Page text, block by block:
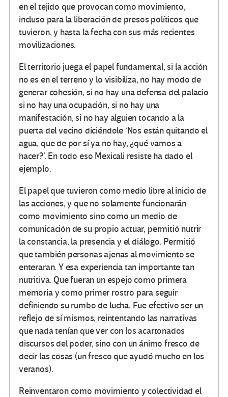
en el tejido que provocan como movimiento,
incluso para la liberación de presos políticos que
tuvieron, y hasta la fecha con sus más recientes
movilizaciones.
El territorio juega el papel fundamental, si la acción
no es en el terreno y lo visibiliza, no hay modo de
generar cohesión, si no hay una defensa del palacio
si no hay una ocupación, si no hay una
manifestación, si no hay alguien tocando a la
puerta del vecino diciéndole ‘Nos están quitando el
agua, que de por sí ya no hay, ¿qué vamos a
hacer?’. En todo eso Mexicali resiste ha dado el
ejemplo.
El papel que tuvieron como medio libre al inicio de
las acciones, y que no solamente funcionarán
como movimiento sino como un medio de
comunicación de su propio actuar, permitió nutrir
la constancia, la presencia y el diálogo. Permitió
que también personas ajenas al movimiento se
enteraran. Y esa experiencia tan importante tan
nutritiva. Que fueran un espejo como primera
memoria y como primer rostro para seguir
definiendo su rumbo de lucha. Fue efectivo ser un
reflejo de sí mismos, reintentando las narrativas
que nada tenían que ver con los acartonados
discursos del poder, sino con un ánimo fresco de
decir las cosas (un fresco que ayudó mucho en los
veranos).
Reinventaron como movimiento y colectividad el